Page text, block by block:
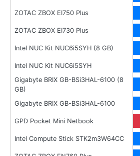
ZOTAC ZBOX EI750 Plus
ZOTAC ZBOX EI730 Plus
Intel NUC Kit NUC6i5SYH (8 GB)
Intel NUC Kit NUC6i5SYH
Gigabyte BRIX GB-BSi3HAL-6100 (8
GB)
Gigabyte BRIX GB-BSi3HAL-6100
GPD Pocket Mini Netbook
Intel Compute Stick STK2m3W64CC